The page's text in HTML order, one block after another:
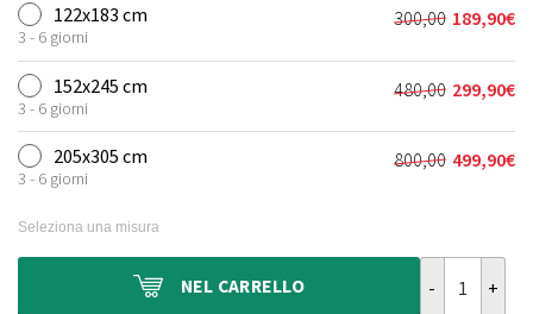
122x183 cm
3 - 6 giorni
300,00
Il
prezzo
originale
era:
300,00€.
189,90€
Il
prezzo
attuale
è:
189,90€.
152x245 cm
3 - 6 giorni
480,00
Il
prezzo
originale
era:
299,90€
Il
prezzo
attuale
è:
205x305 cm
3 - 6 giorni
800,00
Il
800,00€.
499,90€
Il
499,90€.
Seleziona una misura
NEL CARRELLO